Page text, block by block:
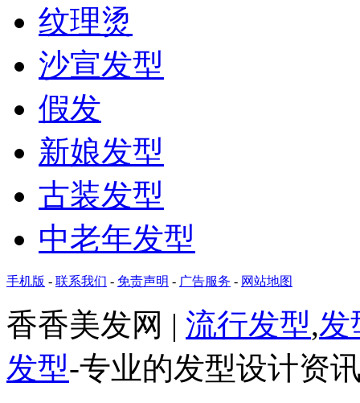
纹理烫
沙宣发型
假发
新娘发型
古装发型
中老年发型
手机版 - 联系我们 - 免责声明 - 广告服务 - 网站地图
香香美发网 | 流行发型,发
发型-专业的发型设计资